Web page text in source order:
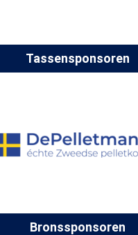
Tassensponsoren
Bronssponsoren